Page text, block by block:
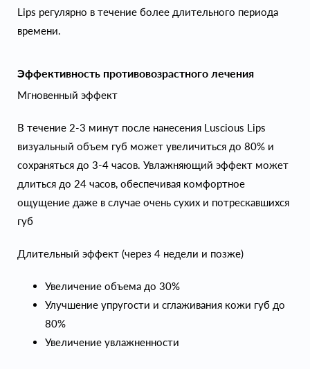
Lips регулярно в течение более длительного периода
времени.
Эффективность противовозрастного лечения
Мгновенный эффект
В течение 2-3 минут после нанесения Luscious Lips
визуальный объем губ может увеличиться до 80% и
сохраняться до 3-4 часов. Увлажняющий эффект может
длиться до 24 часов, обеспечивая комфортное
ощущение даже в случае очень сухих и потрескавшихся
губ
Длительный эффект (через 4 недели и позже)
Увеличение объема до 30%
Улучшение упругости и сглаживания кожи губ до
80%
Увеличение увлажненности